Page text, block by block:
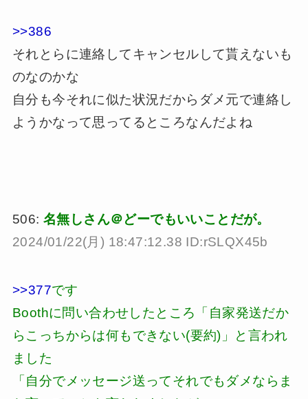
>>386
それとらに連絡してキャンセルして貰えないも
のなのかな
自分も今それに似た状況だからダメ元で連絡し
ようかなって思ってるところなんだよね
506: 名無しさん＠どーでもいいことだが。
2024/01/22(月) 18:47:12.38 ID:rSLQX45b
>>377です
Boothに問い合わせしたところ「自家発送だか
らこっちからは何もできない(要約)」と言われ
ました
「自分でメッセージ送ってそれでもダメならま